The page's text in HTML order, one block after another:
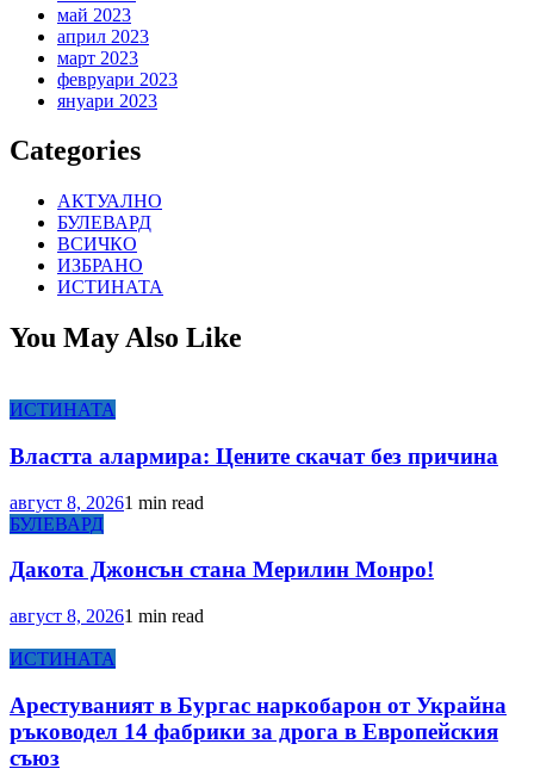
май 2023
април 2023
март 2023
февруари 2023
януари 2023
Categories
АКТУАЛНО
БУЛЕВАРД
ВСИЧКО
ИЗБРАНО
ИСТИНАТА
You May Also Like
ИСТИНАТА
Властта алармира: Цените скачат без причина
август 8, 20261 min read
БУЛЕВАРД
Дакота Джонсън стана Мерилин Монро!
август 8, 20261 min read
ИСТИНАТА
Арестуваният в Бургас наркобарон от Украйна
ръководел 14 фабрики за дрога в Европейския
съюз